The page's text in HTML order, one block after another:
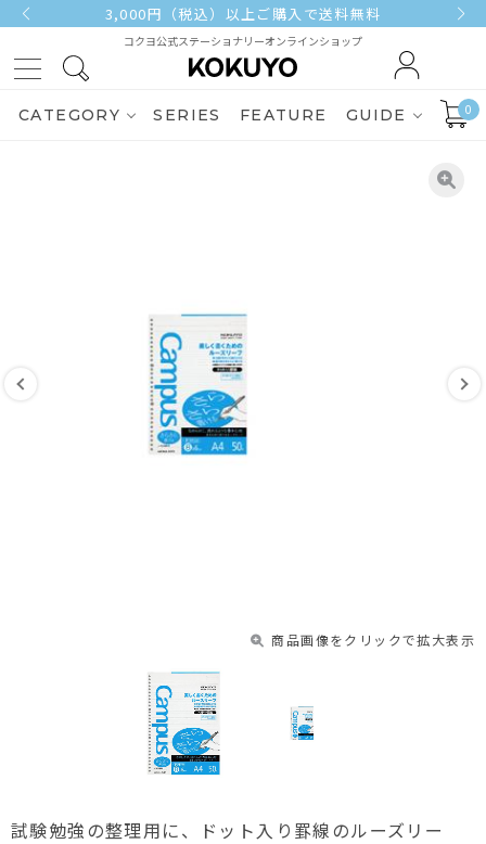
3,000円（税込）以上ご購入で送料無料
コクヨ公式ステーショナリーオンラインショップ
CATEGORY SERIES FEATURE GUIDE 0
商品画像をクリックで拡大表示
試験勉強の整理用に、ドット入り罫線のルーズリー